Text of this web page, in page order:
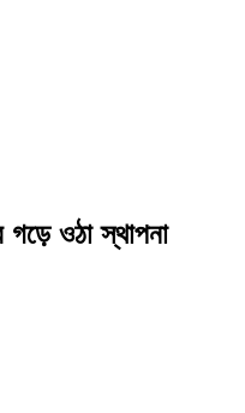
গড়ে ওঠা স্থাপনা